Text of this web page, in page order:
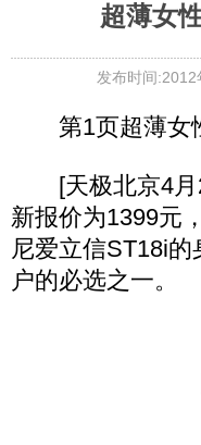
超薄女
发布时间
第1页超薄女性
[天极北京4月
新报价为1399元
尼爱立信ST18i
户的必选之一。